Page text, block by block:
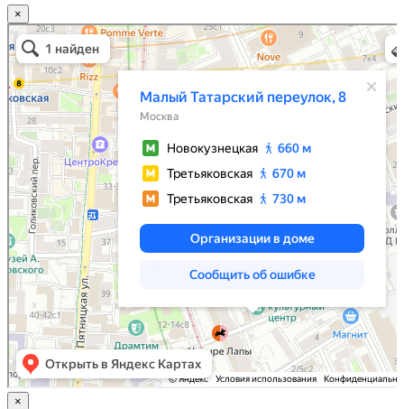
×
Москва
Малый Татарский переулок, 8 на карте Москвы, ближайшее метро Новокузнецкая —
Яндекс.Карты
×